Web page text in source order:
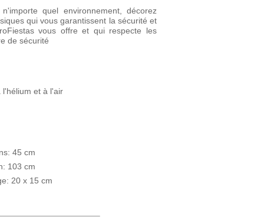
quel environnement, décorez
qui vous garantissent la sécurité et
vous offre et qui respecte les
de sécurité
et à l'air
45 cm
103 cm
20 x 15 cm